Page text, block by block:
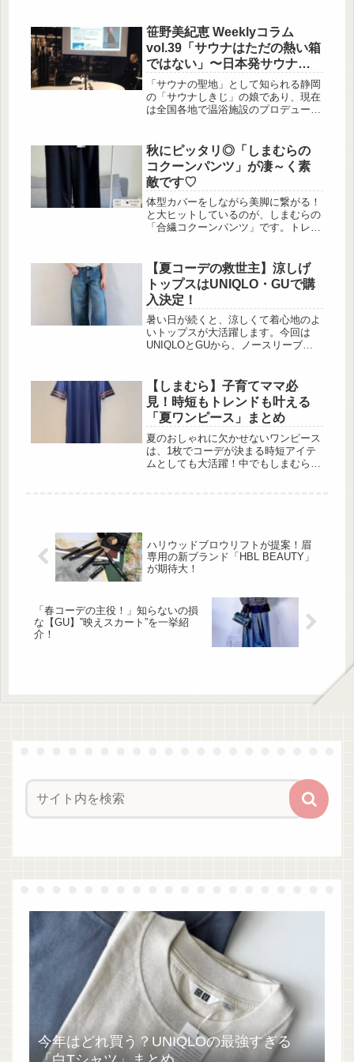
す♡導入美容液とミスト化粧水という
ラインナップ […]
笹野美紀恵 Weeklyコラム
vol.39「サウナはただの熱い箱
ではない」〜日本発サウナ文
化の世界展開へ〜
「サウナの聖地」として知られる静岡
の「サウナしきじ」の娘であり、現在
は全国各地で温浴施設のプロデュース
感じる総合ウェルネス」へと昇華させ
る彼女の視点は、常に最新の美と健康
のトレンドを捉えています。今回は
2026年11月26日、東京都港区赤坂の
HIDEO TOKYOにて、（株）ミサワア
ソシエイツが主催する「LIFE STYLE
PROJECTS 秋季オープンセミナー」
が開催されました。本コラムでは、富
秋にピッタリ◎「しまむらの
コクーンパンツ」が凄～く素
敵です♡
体型カバーをしながら美脚に繋がる！
と大ヒットしているのが、しまむらの
「合繊コクーンパンツ」です。トレン
れる仕上がりとなったパンツは、シル
エットも美しく高見えします。今回は
特に秋にピッタリ◎と支持されている
ブラウンの「合繊コクーンパンツ」の
着回しコーディネートも紹介します！
大ヒットも納得！しまむらの「合繊コ
クーンパンツ」 出典:akaru様ご提供
しまむらの「合繊...
【夏コーデの救世主】涼しげ
トップスはUNIQLO・GUで購
入決定！
暑い日が続くと、涼しくて着心地のよ
いトップスが大活躍します。今回は
UNIQLOとGUから、ノースリーブや
人の女性にも取り入れやすいデザイン
と機能性で、一枚あれば着回しも快適
さも叶います。注目のトップスをチェ
ックして、夏のオシャレをもっと楽し
みましょう！ナチュラルな抜け感が叶
うフレンチスリーブ 出典:miki.mii88様
ご提供 出典:miki.mii88様ご...
【しまむら】子育てママ必
見！時短もトレンドも叶える
「夏ワンピース」まとめ
夏のおしゃれに欠かせないワンピース
は、1枚でコーデが決まる時短アイテ
ムとしても大活躍！中でもしまむらで
選！きれいめからカジュアルまで楽し
める着回し力の高いアイテムを、素材
感やスタイリングのポイントとともに
ご紹介します♪スポーティーに楽しむ
ハリウッドブロウリフトが提案！眉
専用の新ブランド「HBL BEAUTY」
が期待大！
「春コーデの主役！」知らないの損
な【GU】‟映えスカート”を一挙紹
介！
今年はどれ買う？UNIQLOの最強すぎる